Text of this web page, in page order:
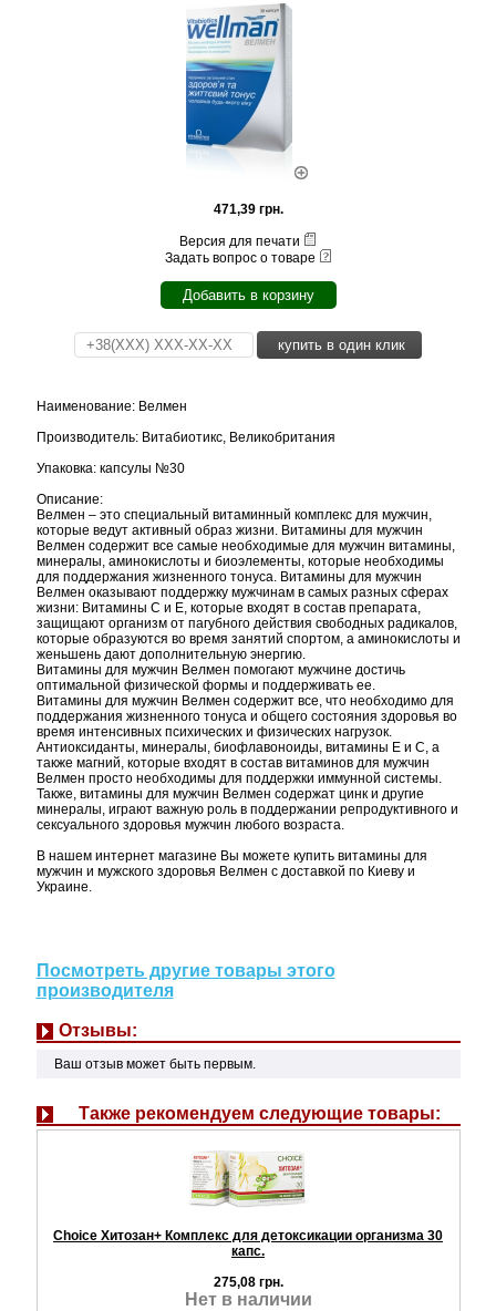
471,39 грн.
Версия для печати
Задать вопрос о товаре
Добавить в корзину
купить в один клик
Наименование: Велмен
Производитель: Витабиотикс, Великобритания
Упаковка: капсулы №30
Описание:
Велмен – это специальный витаминный комплекс для мужчин,
которые ведут активный образ жизни. Витамины для мужчин
Велмен содержит все самые необходимые для мужчин витамины,
минералы, аминокислоты и биоэлементы, которые необходимы
для поддержания жизненного тонуса. Витамины для мужчин
Велмен оказывают поддержку мужчинам в самых разных сферах
жизни: Витамины С и Е, которые входят в состав препарата,
защищают организм от пагубного действия свободных радикалов,
которые образуются во время занятий спортом, а аминокислоты и
женьшень дают дополнительную энергию.
Витамины для мужчин Велмен помогают мужчине достичь
оптимальной физической формы и поддерживать ее.
Витамины для мужчин Велмен содержит все, что необходимо для
поддержания жизненного тонуса и общего состояния здоровья во
время интенсивных психических и физических нагрузок.
Антиоксиданты, минералы, биофлавоноиды, витамины Е и С, а
также магний, которые входят в состав витаминов для мужчин
Велмен просто необходимы для поддержки иммунной системы.
Также, витамины для мужчин Велмен содержат цинк и другие
минералы, играют важную роль в поддержании репродуктивного и
сексуального здоровья мужчин любого возраста.
В нашем интернет магазине Вы можете купить витамины для
мужчин и мужского здоровья Велмен с доставкой по Киеву и
Украине.
Посмотреть другие товары этого
производителя
Отзывы:
Ваш отзыв может быть первым.
Также рекомендуем следующие товары:
Choice Хитозан+ Комплекс для детоксикации организма 30
капс.
275,08 грн.
Нет в наличии